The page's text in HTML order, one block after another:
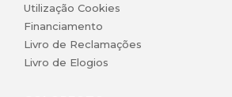
Utilização Cookies
Financiamento
Livro de Reclamações
Livro de Elogios